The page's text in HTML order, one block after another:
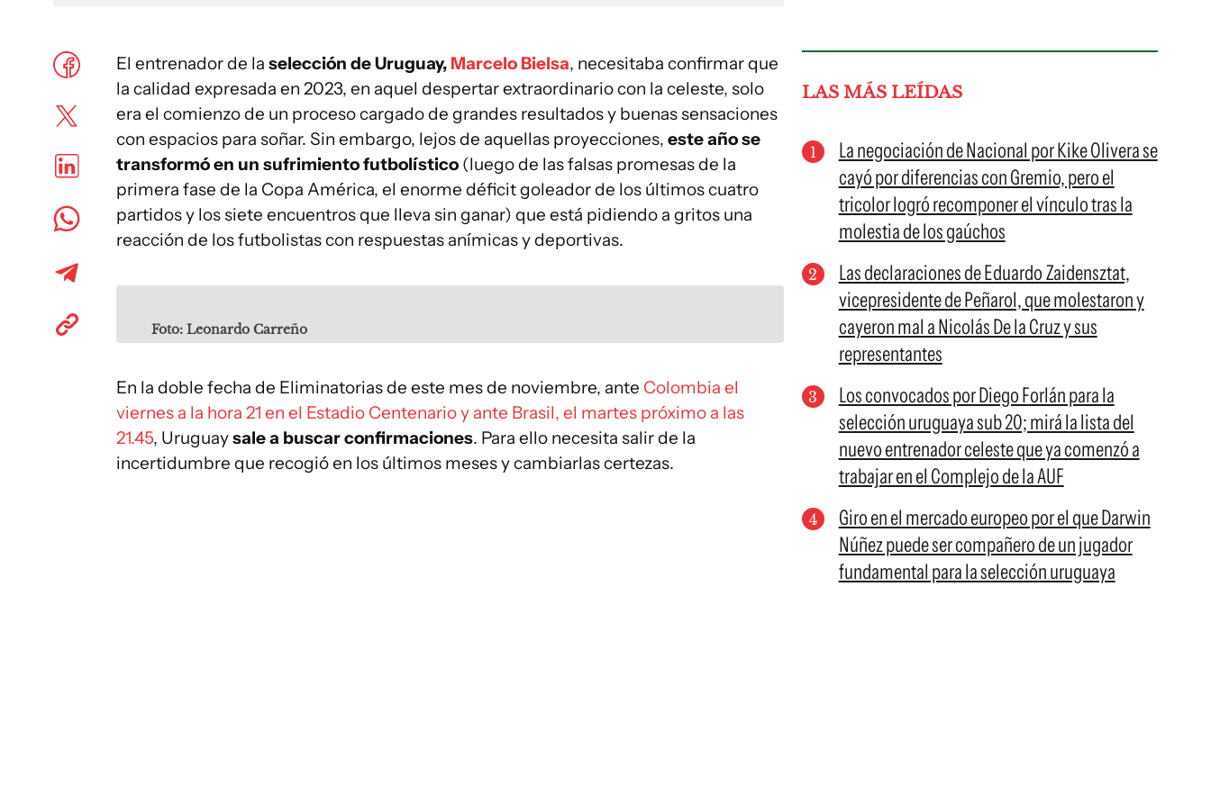
El entrenador de la selección de Uruguay, Marcelo Bielsa, necesitaba confirmar que
la calidad expresada en 2023, en aquel despertar extraordinario con la celeste, solo
era el comienzo de un proceso cargado de grandes resultados y buenas sensaciones
con espacios para soñar. Sin embargo, lejos de aquellas proyecciones, este año se
transformó en un sufrimiento futbolístico (luego de las falsas promesas de la
primera fase de la Copa América, el enorme déficit goleador de los últimos cuatro
partidos y los siete encuentros que lleva sin ganar) que está pidiendo a gritos una
reacción de los futbolistas con respuestas anímicas y deportivas.
Foto: Leonardo Carreño
En la doble fecha de Eliminatorias de este mes de noviembre, ante Colombia el
viernes a la hora 21 en el Estadio Centenario y ante Brasil, el martes próximo a las
21.45, Uruguaysale a buscar confirmaciones. Para ello necesita salir de la
incertidumbre que recogió en los últimos meses y cambiarlas certezas.
LAS MÁS LEÍDAS
La negociación de Nacional por Kike Olivera se
cayó por diferencias con Gremio, pero el
tricolor logró recomponer el vínculo tras la
molestia de los gaúchos
Las declaraciones de Eduardo Zaidensztat,
vicepresidente de Peñarol, que molestaron y
cayeron mal a Nicolás De la Cruz y sus
representantes
Los convocados por Diego Forlán para la
selección uruguaya sub 20; mirá la lista del
nuevo entrenador celeste que ya comenzó a
trabajar en el Complejo de la AUF
Giro en el mercado europeo por el que Darwin
Núñez puede ser compañero de un jugador
fundamental para la selección uruguaya